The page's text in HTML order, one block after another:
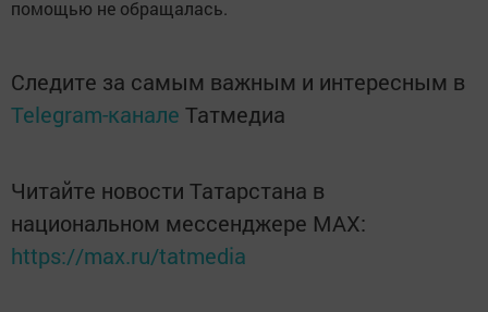
помощью не обращалась.
Следите за самым важным и интересным в
Telegram-канале Татмедиа
Читайте новости Татарстана в
национальном мессенджере MАХ:
https://max.ru/tatmedia